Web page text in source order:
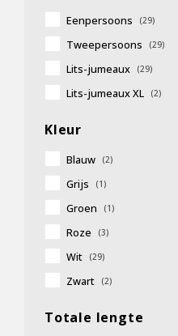
Eenpersoons (29)
Tweepersoons (29)
Lits-jumeaux (29)
Lits-jumeaux XL (2)
Kleur
Blauw (2)
Grijs (1)
Groen (1)
Roze (3)
Wit (29)
Zwart (2)
Totale lengte